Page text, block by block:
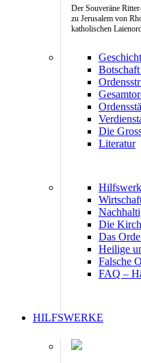
Der Souveräne
zu Jerusalem von
katholischen
Die
Literatur
Die
Das
Heilige
Falsche
FAQ –
HILFSWERKE